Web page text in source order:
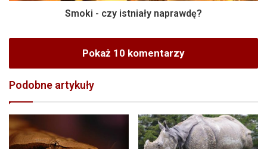
Smoki - czy istniały naprawdę?
Pokaż 10 komentarzy
Podobne artykuły